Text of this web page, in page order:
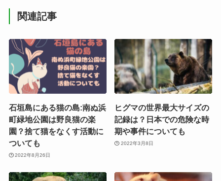
関連記事
石垣島にある猫の島:南ぬ浜
町緑地公園は野良猫の楽
園？捨て猫をなくす活動に
ついても
2022年8月26日
ヒグマの世界最大サイズの
記録は？日本での危険な時
期や事件についても
2022年3月8日